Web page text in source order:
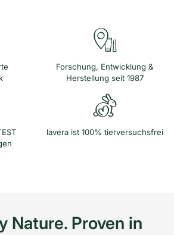
i
s
Forschung, Entwicklung &
Herstellung seit 1987
lavera ist 100% tierversuchsfrei
Nature. Proven in